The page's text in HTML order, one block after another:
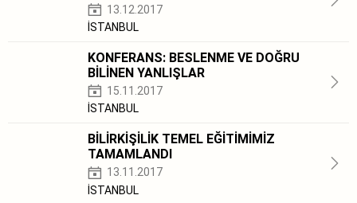
13.12.2017
İSTANBUL
KONFERANS: BESLENME VE DOĞRU
BİLİNEN YANLIŞLAR
15.11.2017
İSTANBUL
BİLİRKİŞİLİK TEMEL EĞİTİMİMİZ
TAMAMLANDI
13.11.2017
İSTANBUL